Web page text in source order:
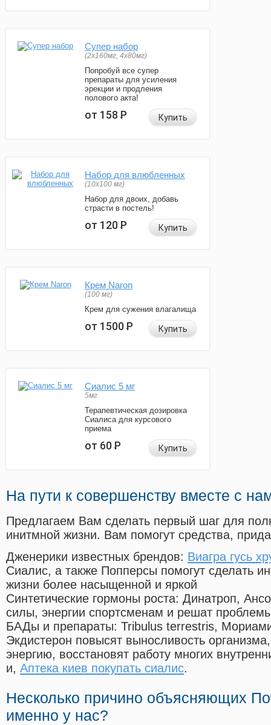
Супер набор
(2х160мг, 4х80мг)
Попробуй все супер
препараты для усиления
эрекции и продления
полового акта!
от 158Р Купить
Набор для влюбленных
(10х100 мг)
Набор для двоих, добавь
страсти в постель!
от 120Р Купить
Крем Naron
(100 мг)
Крем для сужения влагалища
от 1500Р Купить
Сиалис 5 мг
5мг
Терапевтическая дозировка
Сиалиса для курсового
приема
от 60Р Купить
На пути к совершенству вместе с
Предлагаем Вам сделать первый шаг для
инитмной жизни. Вам помогут средства,
Дженерики известных брендов: Виагра гусь
Сиалис, а также Попперсы помогут сделать
жизни более насыщенной и яркой
Синтетические гормоны роста: Динатроп,
силы, энергии спортсменам и решат
БАДы и препараты: Tribulus terrestris,
Экдистерон повысят выносливость
энергию, восстановят работу многих
и, Аптека киев покупать сиалис.
Несколько причино объясняющих
именно у нас?